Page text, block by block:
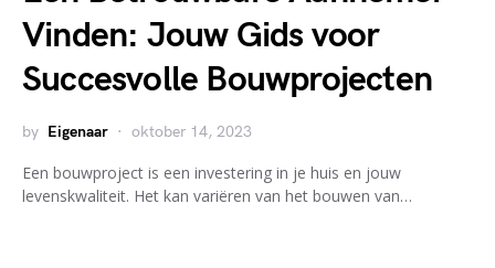
Vinden: Jouw Gids voor
Succesvolle Bouwprojecten
by Eigenaar oktober 14, 2023
Een bouwproject is een investering in je huis en jouw
levenskwaliteit. Het kan variëren van het bouwen van…